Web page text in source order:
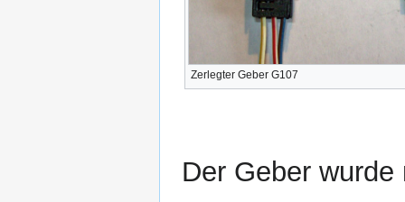
Zerlegter Geber G107
Der Geber